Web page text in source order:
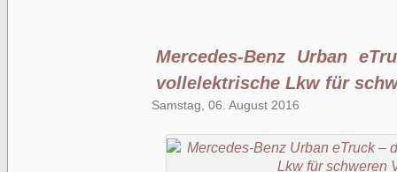
Mercedes-Benz Urban
vollelektrische Lkw für
Samstag, 06. August 2016